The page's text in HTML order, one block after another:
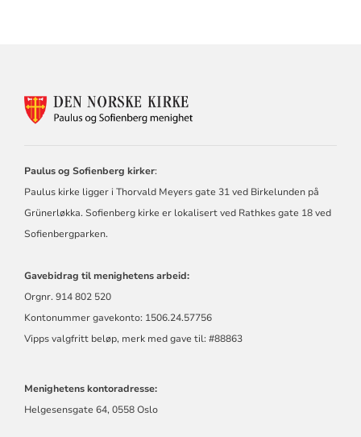
Paulus og Sofienberg kirker:
Paulus kirke ligger i Thorvald Meyers gate 31 ved Birkelunden på
Grünerløkka. Sofienberg kirke er lokalisert ved Rathkes gate 18 ved
Sofienbergparken.
Gavebidrag til menighetens arbeid:
Orgnr. 914 802 520
Kontonummer gavekonto: 1506.24.57756
Vipps valgfritt beløp, merk med gave til: #88863
Menighetens kontoradresse:
Helgesensgate 64, 0558 Oslo